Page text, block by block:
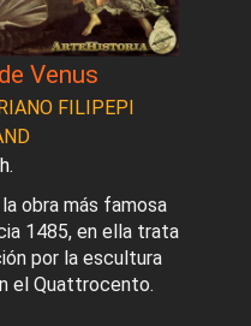
Venus
FILIPEPI
obra más famosa
1485, en ella trata
por la escultura
el Quattrocento.